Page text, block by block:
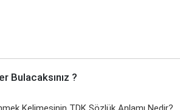
Bulacaksınız ?